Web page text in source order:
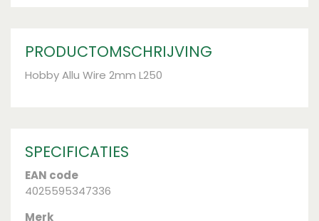
PRODUCTOMSCHRIJVING
Hobby Allu Wire 2mm L250
SPECIFICATIES
EAN code
4025595347336
Merk